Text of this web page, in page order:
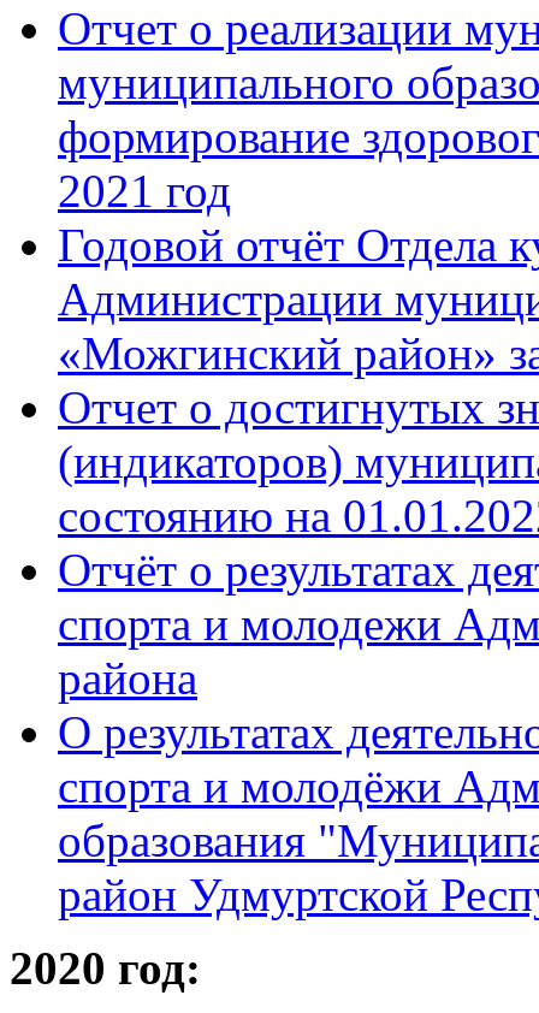
Отчет о реализации
муниципального
формирование
2021 год
Годовой отчёт Отдела
Администрации
«Можгинский район»
Отчет о достигнутых
(индикаторов)
состоянию на
Отчёт о результатах
спорта и молодежи
района
О результатах
спорта и молодёжи
образования
район Удмуртской
2020 год: